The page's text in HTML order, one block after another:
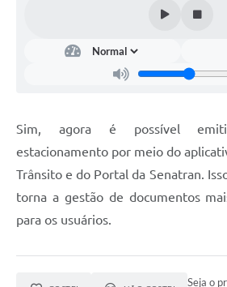
Sim, agora é possível
estacionamento por meio do
Trânsito e do Portal da Senatran.
torna a gestão de documentos
para os usuários.
Seja o